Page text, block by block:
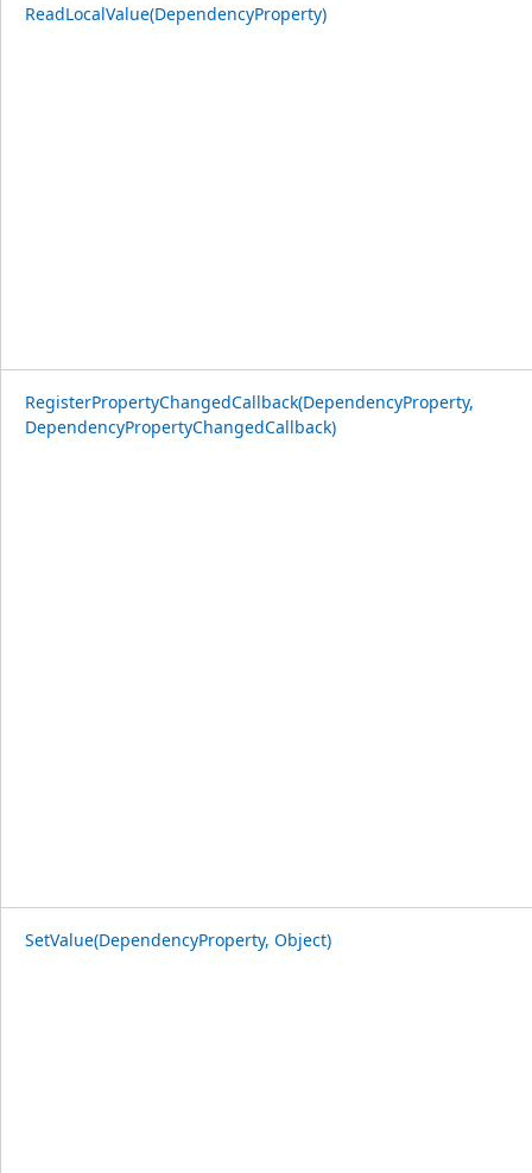
ReadLocalValue(DependencyProperty)
RegisterPropertyChangedCallback(DependencyProperty,
DependencyPropertyChangedCallback)
SetValue(DependencyProperty, Object)